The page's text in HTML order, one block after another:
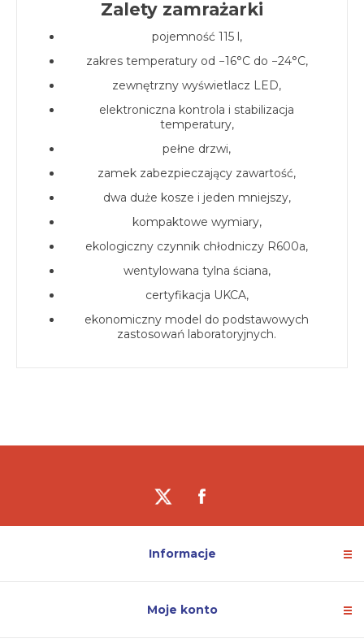
Zalety zamrażarki
pojemność 115 l,
zakres temperatury od −16°C do −24°C,
zewnętrzny wyświetlacz LED,
elektroniczna kontrola i stabilizacja
temperatury,
pełne drzwi,
zamek zabezpieczający zawartość,
dwa duże kosze i jeden mniejszy,
kompaktowe wymiary,
ekologiczny czynnik chłodniczy R600a,
wentylowana tylna ściana,
certyfikacja UKCA,
ekonomiczny model do podstawowych
zastosowań laboratoryjnych.
Informacje
Moje konto